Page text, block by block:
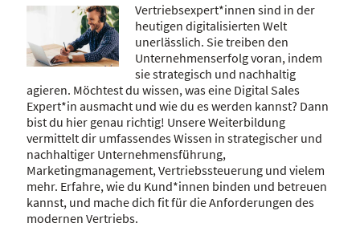
Vertriebsexpert*innen sind in der
heutigen digitalisierten Welt
unerlässlich. Sie treiben den
Unternehmenserfolg voran, indem
sie strategisch und nachhaltig
agieren. Möchtest du wissen, was eine Digital Sales
Expert*in ausmacht und wie du es werden kannst? Dann
bist du hier genau richtig! Unsere Weiterbildung
vermittelt dir umfassendes Wissen in strategischer und
nachhaltiger Unternehmensführung,
Marketingmanagement, Vertriebssteuerung und vielem
mehr. Erfahre, wie du Kund*innen binden und betreuen
kannst, und mache dich fit für die Anforderungen des
modernen Vertriebs.